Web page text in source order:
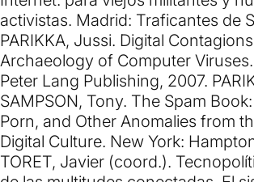
activistas. Madrid: Traficantes de
PARIKKA, Jussi. Digital
Archaeology of Computer
Peter Lang Publishing, 2007.
SAMPSON, Tony. The Spam
Porn, and Other Anomalies from
Digital Culture. New York:
TORET, Javier (coord.).